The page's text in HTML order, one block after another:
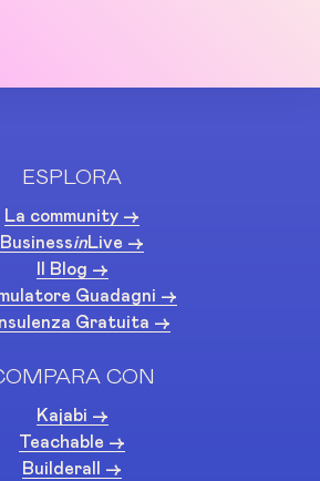
ESPLORA
La community ->
BusinessinLive ->
Il Blog ->
Guadagni ->
Gratuita ->
CON
Kajabi ->
Teachable ->
Builderall ->